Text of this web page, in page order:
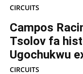
CIRCUITS
Campos
Tsolov fa
Ugochukwu
CIRCUITS